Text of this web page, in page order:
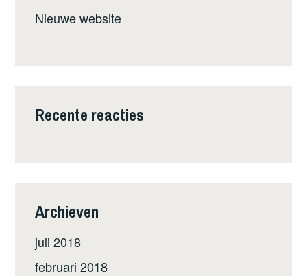
Nieuwe website
Recente reacties
Archieven
juli 2018
februari 2018